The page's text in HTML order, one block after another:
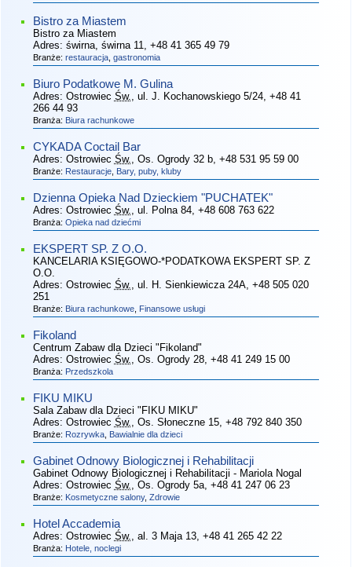
Bistro za Miastem
Bistro za Miastem
Adres: świrna, świrna 11 , +48 41 365 49 79
Branże: restauracja, gastronomia
Biuro Podatkowe M. Gulina
Adres: Ostrowiec Św. , ul. J. Kochanowskiego 5/24, +48 41
266 44 93
Branża: Biura rachunkowe
CYKADA Coctail Bar
Adres: Ostrowiec Św. , Os. Ogrody 32 b, +48 531 95 59 00
Branże: Restauracje, Bary, puby, kluby
Dzienna Opieka Nad Dzieckiem "PUCHATEK"
Adres: Ostrowiec Św. , ul. Polna 84, +48 608 763 622
Branża: Opieka nad dziećmi
EKSPERT SP. Z O.O.
KANCELARIA KSIĘGOWO-*PODATKOWA EKSPERT SP. Z
O.O.
Adres: Ostrowiec Św. , ul. H. Sienkiewicza 24A, +48 505 020
251
Branże: Biura rachunkowe, Finansowe usługi
Fikoland
Centrum Zabaw dla Dzieci "Fikoland"
Adres: Ostrowiec Św. , Os. Ogrody 28, +48 41 249 15 00
Branża: Przedszkola
FIKU MIKU
Sala Zabaw dla Dzieci "FIKU MIKU"
Adres: Ostrowiec Św. , Os. Słoneczne 15, +48 792 840 350
Branże: Rozrywka, Bawialnie dla dzieci
Gabinet Odnowy Biologicznej i Rehabilitacji
Gabinet Odnowy Biologicznej i Rehabilitacji - Mariola Nogal
Adres: Ostrowiec Św. , Os. Ogrody 5a, +48 41 247 06 23
Branże: Kosmetyczne salony, Zdrowie
Hotel Accademia
Adres: Ostrowiec Św. , al. 3 Maja 13, +48 41 265 42 22
Branża: Hotele, noclegi